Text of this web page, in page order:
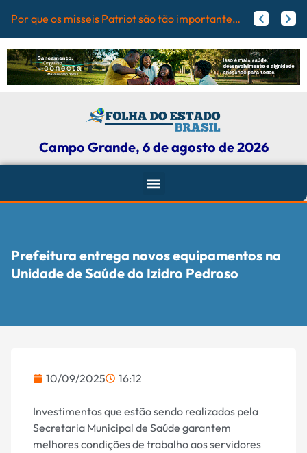
PrefC Flamengo pode receber fortuna por Vini Jr.; veja valores
Agressores de mulheres podem ter tornozeleira rosa em Mato Grosso do Sul
Campo Grande, 6 de agosto de 2026
Prefeitura entrega novos equipamentos na
Unidade de Saúde do Izidro Pedroso
10/09/2025 16:12
Investimentos que estão sendo realizados pela
Secretaria Municipal de Saúde garantem
melhores condições de trabalho aos servidores